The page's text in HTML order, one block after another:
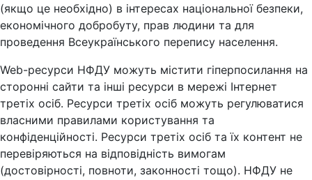
(якщо це необхідно) в інтересах національної безпеки,
економічного добробуту, прав людини та для
проведення Всеукраїнського перепису населення.
Web-ресурси НФДУ можуть містити гіперпосилання на
сторонні сайти та інші ресурси в мережі Інтернет
третіх осіб. Ресурси третіх осіб можуть регулюватися
власними правилами користування та
конфіденційності. Ресурси третіх осіб та їх контент не
перевіряються на відповідність вимогам
(достовірності, повноти, законності тощо). НФДУ не